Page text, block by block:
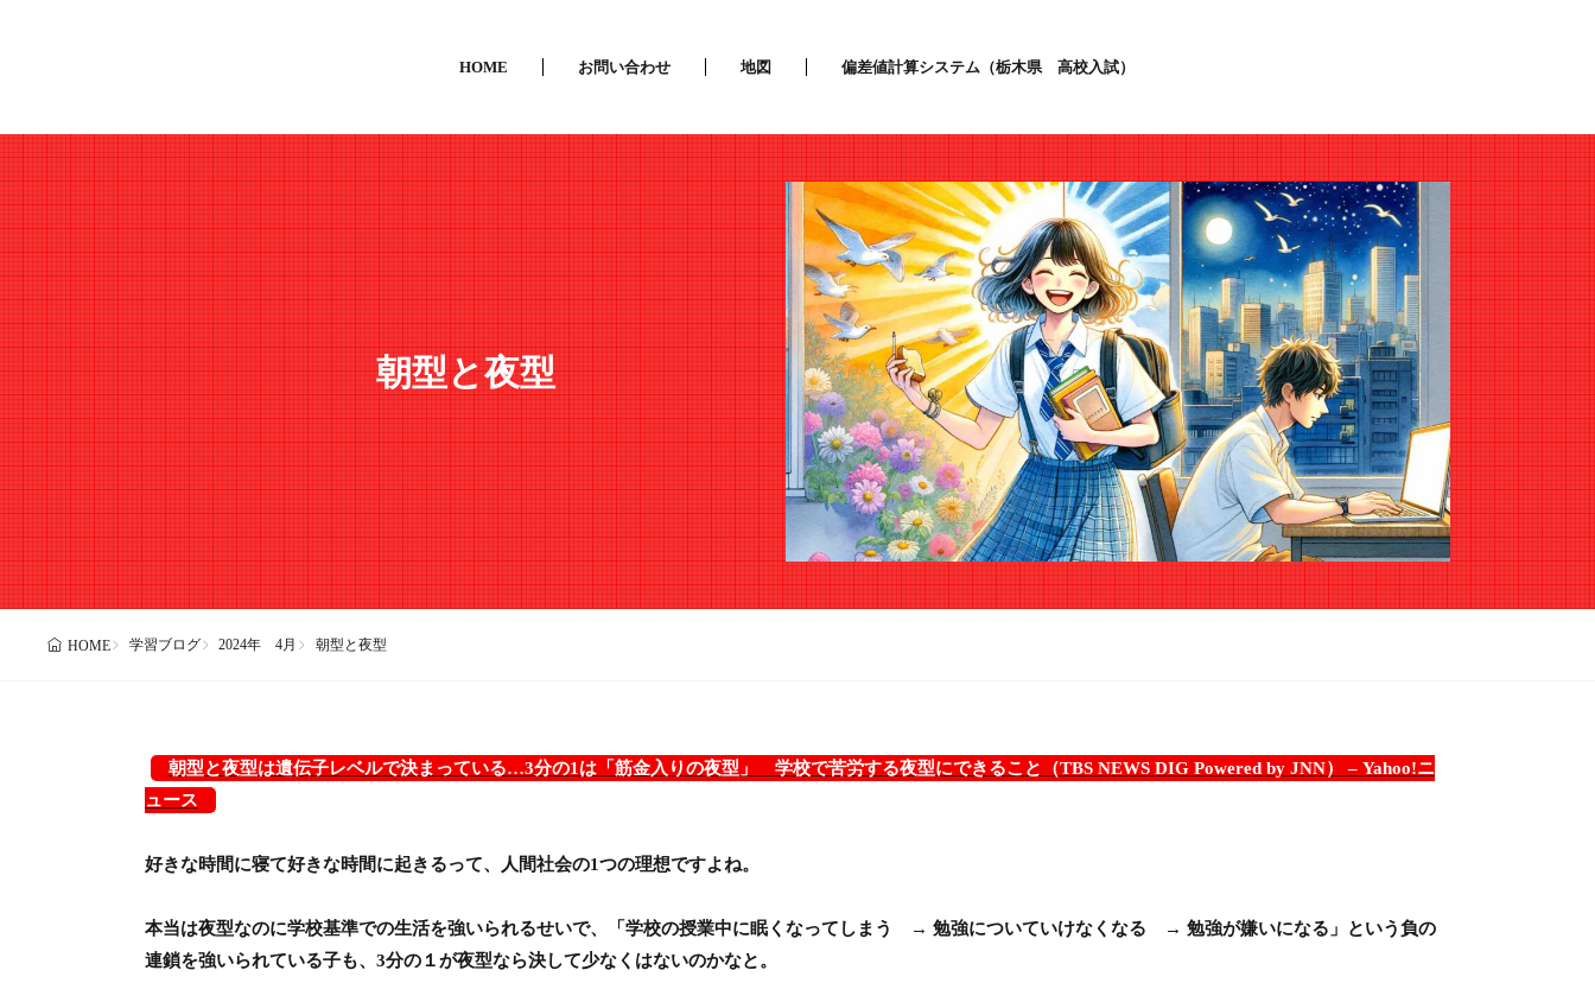
HOME お問い合わせ 地図 偏差値計算システム（栃木県 高校入試）
朝型と夜型
HOME 学習ブログ 2024年 4月 朝型と夜型
朝型と夜型は遺伝子レベルで決まっている…3分の1は「筋金入りの夜型」 学校で苦労する夜型にできること（TBS NEWS DIG Powered by JNN） – Yahoo!ニ
ュース
好きな時間に寝て好きな時間に起きるって、人間社会の1つの理想ですよね。
本当は夜型なのに学校基準での生活を強いられるせいで、「学校の授業中に眠くなってしまう → 勉強についていけなくなる → 勉強が嫌いになる」という負の
連鎖を強いられている子も、3分の１が夜型なら決して少なくはないのかなと。